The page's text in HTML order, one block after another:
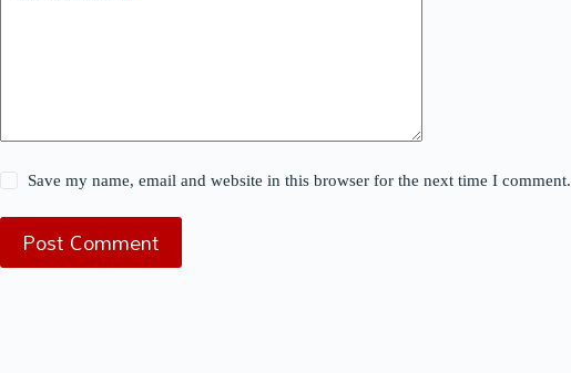
Save my name, email and website in this browser for the next time I comment.
Post Comment